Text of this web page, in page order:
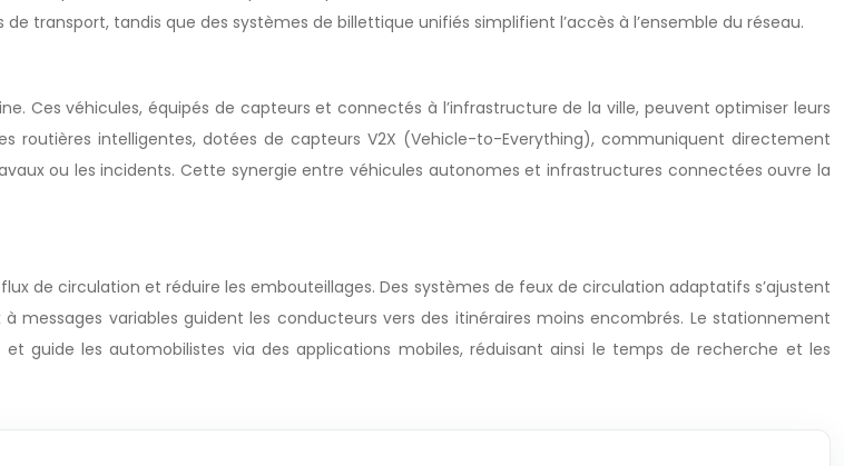
transport, tandis que des systèmes de billettique unifiés simplifient l’accès à l’ensemble du réseau.
Ces véhicules, équipés de capteurs et connectés à l’infrastructure de la ville, peuvent optimiser leurs
routières intelligentes, dotées de capteurs V2X (Vehicle-to-Everything), communiquent directement
ou les incidents. Cette synergie entre véhicules autonomes et infrastructures connectées ouvre la
de circulation et réduire les embouteillages. Des systèmes de feux de circulation adaptatifs s’ajustent
variables guident les conducteurs vers des itinéraires moins encombrés. Le stationnement
guide les automobilistes via des applications mobiles, réduisant ainsi le temps de recherche et les